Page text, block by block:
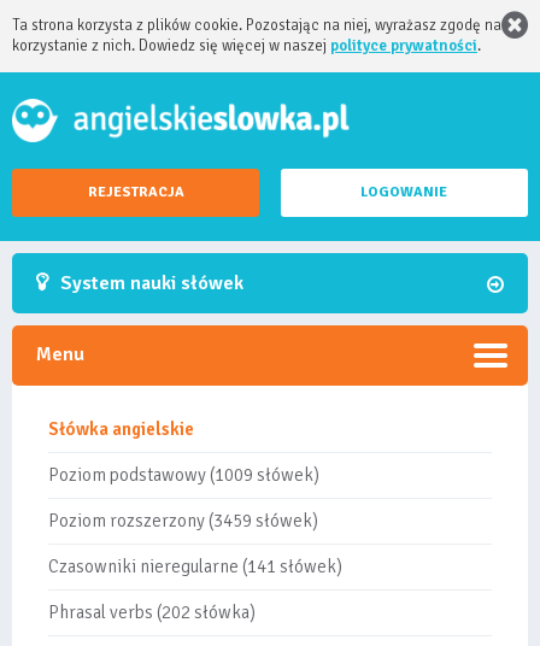
Ta strona korzysta z plików cookie. Pozostając na niej, wyrażasz zgodę na
korzystanie z nich. Dowiedz się więcej w naszej polityce prywatności.
REJESTRACJA LOGOWANIE
System nauki słówek
Menu
Słówka angielskie
Poziom podstawowy (1009 słówek)
Poziom rozszerzony (3459 słówek)
Czasowniki nieregularne (141 słówek)
Phrasal verbs (202 słówka)